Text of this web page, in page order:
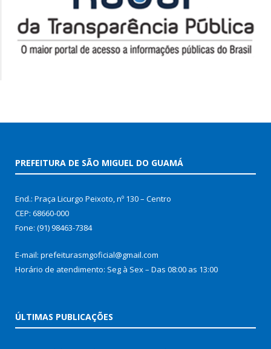
PREFEITURA DE SÃO MIGUEL DO GUAMÁ
End.: Praça Licurgo Peixoto, nº 130 – Centro
CEP: 68660-000
Fone: (91) 98463-7384
E-mail: prefeiturasmgoficial@gmail.com
Horário de atendimento: Seg à Sex – Das 08:00 as 13:00
ÚLTIMAS PUBLICAÇÕES